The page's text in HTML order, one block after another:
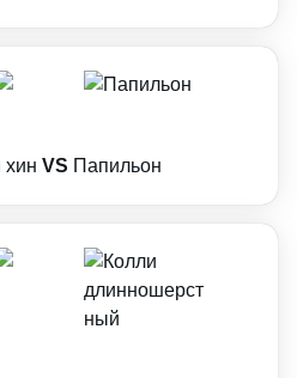
хин VS Папильон